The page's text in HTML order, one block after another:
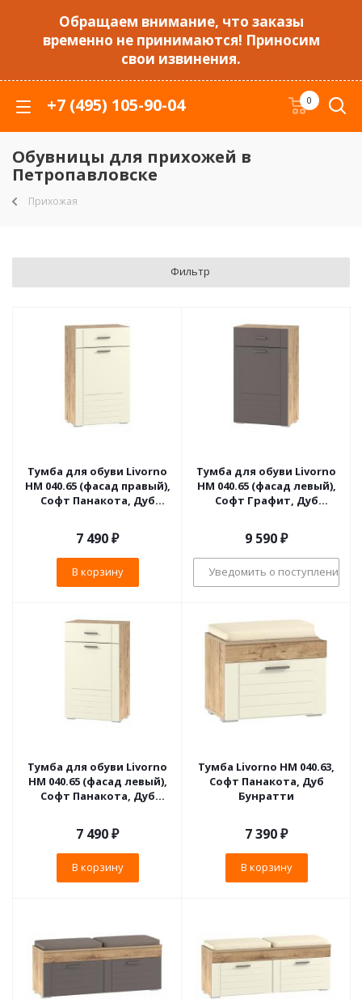
Обращаем внимание, что заказы
временно не принимаются! Приносим
свои извинения.
+7 (495) 105-90-04 0
Обувницы для прихожей в
Петропавловске
Прихожая
Фильтр
Тумба для обуви Livorno
НМ 040.65 (фасад правый),
Софт Панакота, Дуб
7 490₽
В корзину
Тумба для обуви Livorno
НМ 040.65 (фасад левый),
Софт Графит, Дуб
9 590₽
Уведомить о поступлении
Тумба для обуви Livorno
НМ 040.65 (фасад левый),
Софт Панакота, Дуб
7 490₽
В корзину
Тумба Livorno НМ 040.63,
Софт Панакота, Дуб
Бунратти
7 390₽
В корзину